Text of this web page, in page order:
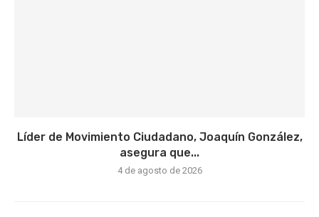
Líder de Movimiento Ciudadano, Joaquín González,
asegura que...
4 de agosto de 2026